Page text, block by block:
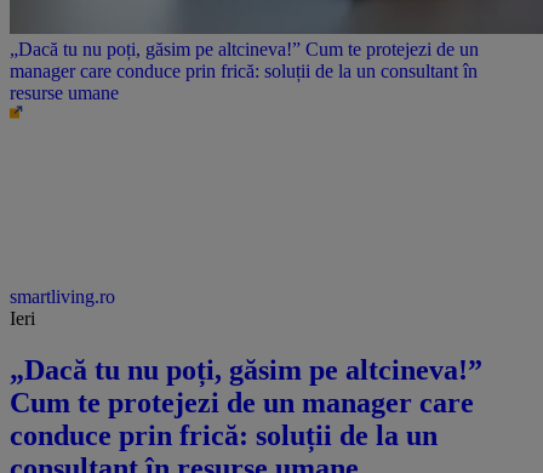
„Dacă tu nu poți, găsim pe altcineva!” Cum te protejezi de un
manager care conduce prin frică: soluții de la un consultant în
resurse umane
smartliving.ro
Ieri
„Dacă tu nu poți, găsim pe altcineva!”
Cum te protejezi de un manager care
conduce prin frică: soluții de la un